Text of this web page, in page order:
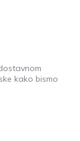
kako bismo